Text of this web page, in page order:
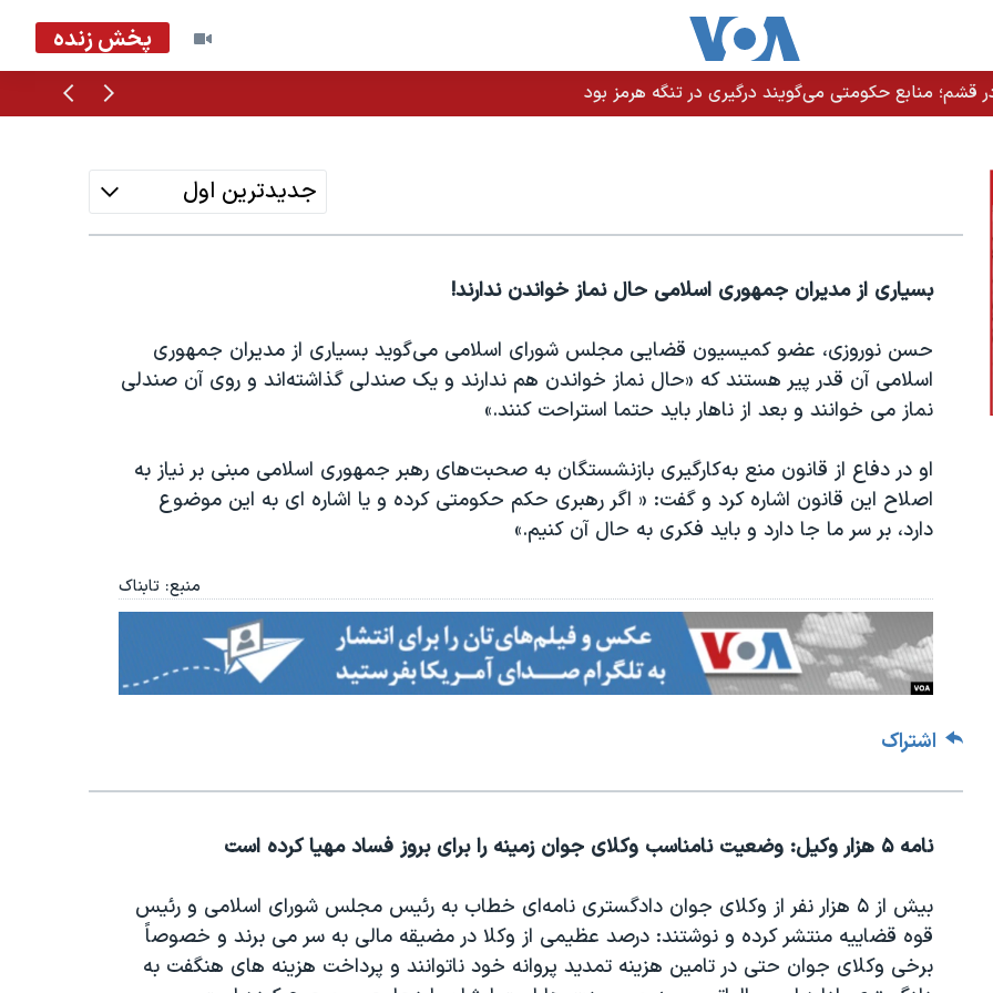
پخش زنده
قبلی منابع حکومتی می‌گویند درگیری در تنگه هرمز بود
جدیدترین اول
بسیاری از مدیران جمهوری اسلامی حال نماز خواندن ندارند!
حسن نوروزی، عضو کمیسیون قضایی مجلس شورای اسلامی می‌گوید بسیاری از مدیران جمهوری
اسلامی آن قدر پیر هستند که «حال نماز خواندن هم ندارند و یک صندلی گذاشته‌اند و روی آن صندلی
نماز می خوانند و بعد از ناهار باید حتما استراحت کنند.»
او در دفاع از قانون منع به‌کارگیری بازنشستگان به صحبت‌های رهبر جمهوری اسلامی مبنی بر نیاز به
اصلاح این قانون اشاره کرد و گفت: « اگر رهبری حکم حکومتی کرده و یا اشاره ای به این موضوع
دارد، بر سر ما جا دارد و باید فکری به حال آن کنیم.»
منبع: تابناک
اشتراک
نامه ۵ هزار وکیل: وضعیت نامناسب وکلای جوان زمینه را برای بروز فساد مهیا کرده است
بیش از ۵ هزار نفر از وکلای جوان دادگستری نامه‌ای خطاب به رئیس مجلس شورای اسلامی و رئیس
قوه قضاییه منتشر کرده و نوشتند: درصد عظیمی از وکلا در مضیقه مالی به سر می برند و خصوصاً
برخی وکلای جوان حتی در تامین هزینه تمدید پروانه خود ناتوانند و پرداخت هزینه های هنگفت به